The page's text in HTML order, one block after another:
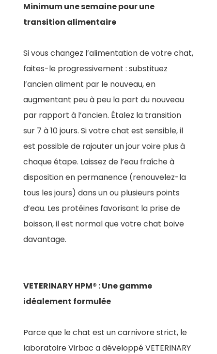
Minimum une semaine pour une
transition alimentaire
Si vous changez l’alimentation de votre chat,
faites-le progressivement : substituez
l’ancien aliment par le nouveau, en
augmentant peu à peu la part du nouveau
par rapport à l’ancien. Étalez la transition
sur 7 à 10 jours. Si votre chat est sensible, il
est possible de rajouter un jour voire plus à
chaque étape. Laissez de l’eau fraîche à
disposition en permanence (renouvelez-la
tous les jours) dans un ou plusieurs points
d’eau. Les protéines favorisant la prise de
boisson, il est normal que votre chat boive
davantage.
VETERINARY HPM® : Une gamme
idéalement formulée
Parce que le chat est un carnivore strict, le
laboratoire Virbac a développé VETERINARY